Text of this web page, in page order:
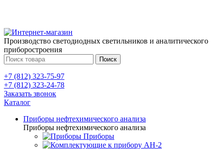
Производство светодиодных светильников и аналитического
приборостроения
Поиск
+7 (812) 323-75-97
+7 (812) 323-24-78
Заказать звонок
Каталог
Приборы нефтехимического анализа
Приборы нефтехимического анализа
Приборы